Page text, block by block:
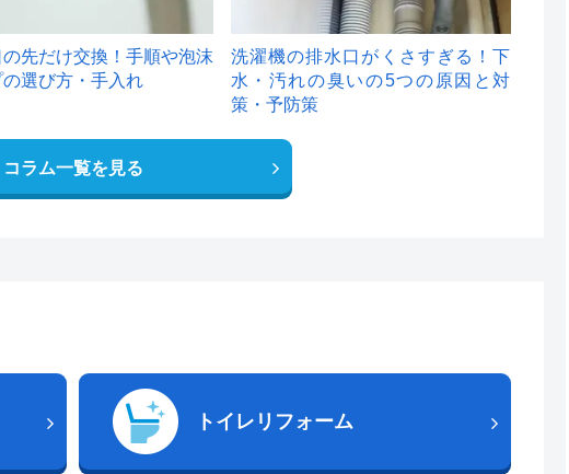
先だけ交換！手順や泡沫
選び方・手入れ
洗濯機の排水口がくさすぎる！下
水・汚れの臭いの5つの原因と対
策・予防策
コラム一覧を見る
トイレリフォーム